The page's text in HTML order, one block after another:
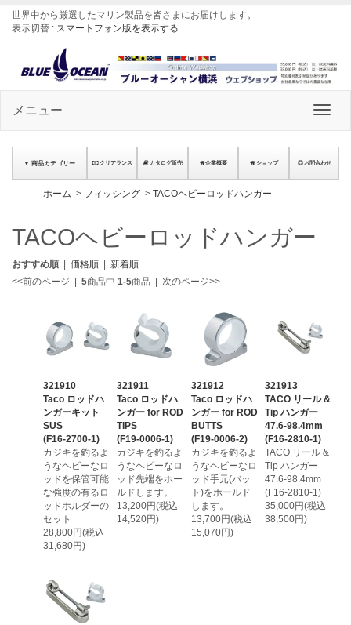
世界中から厳選したマリン製品を皆さまにお届けします。
表示切替 : スマートフォン版を表示する
メニュー
▼ 商品カテゴリー クリアランス カタログ販売 企業概要 ショップ お問合わせ
ホーム > フィッシング > TACOヘビーロッドハンガー
TACOヘビーロッドハンガー
おすすめ順 | 価格順 | 新着順
<<前のページ | 5商品中 1-5商品 | 次のページ>>
321910
Taco ロッドハ
ンガーキット
SUS
(F16-2700-1)
カジキを釣るよ
うなヘビーなロ
ッドを保管可能
な強度の有るロ
ッドホルダーの
セット
28,800円(税込
31,680円)
321911
Taco ロッドハ
ンガー for ROD
TIPS
(F19-0006-1)
カジキを釣るよ
うなヘビーなロ
ッド先端をホー
ルドします。
13,200円(税込
14,520円)
321912
Taco ロッドハ
ンガー for ROD
BUTTS
(F19-0006-2)
カジキを釣るよ
うなヘビーなロ
ッド手元(バッ
ト)をホールド
します。
13,700円(税込
15,070円)
321913
TACO リール &
Tip ハンガー
47.6-98.4mm
(F16-2810-1)
TACO リール &
Tip ハンガー
47.6-98.4mm
(F16-2810-1)
35,000円(税込
38,500円)